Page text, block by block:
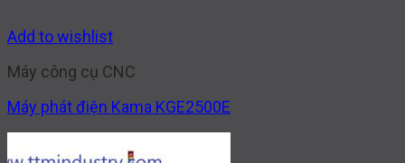
Add to wishlist
Máy công cụ CNC
Máy phát điện Kama KGE2500E